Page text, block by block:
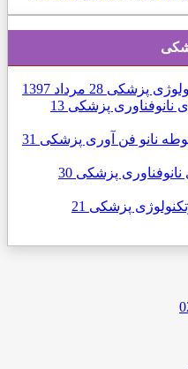
پزشکی 28 مرداد 1397
نانوفناوری پزشکی 13
نانو فن آوری پزشکی 31
پزشکی 30
پزشکی 21